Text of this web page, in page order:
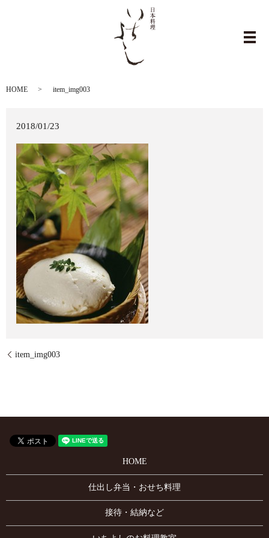
メ
item_img003
HOME item_img003
2018/01/23
item_img003
HOME
仕出し弁当・おせち料理
接待・結納など